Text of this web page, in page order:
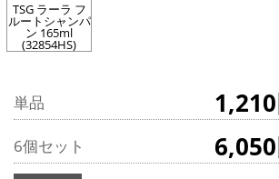
TSG ラーラ フ
ルートシャンパ
ン 165ml
(32854HS)
単品
6個セット